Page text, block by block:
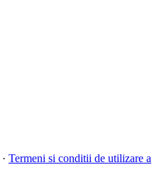
· Termeni si conditii de utilizare a